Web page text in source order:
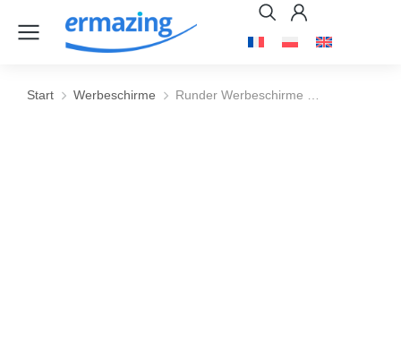
Sie befinden sich hier:
Start Werbeschirme Runder Werbeschirme …